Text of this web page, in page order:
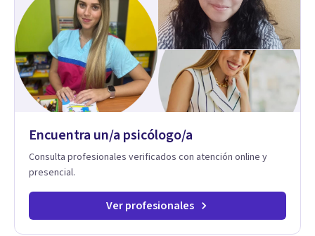
Adolescentes y Adultos
Encuentra un/a psicólogo/a
Consulta profesionales verificados con atención online y
presencial.
Ver profesionales